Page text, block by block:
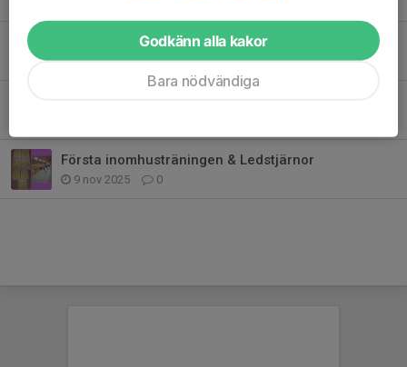
Föräldramöte 18 januari 2026
18 jan, 22:07 0
Första inomhusträningen & Ledstjärnor
9 nov 2025 0
Godkänn alla kakor
Bara nödvändiga